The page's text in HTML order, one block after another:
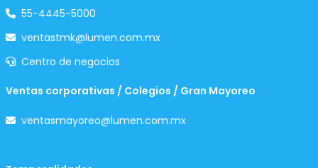
55-4445-5000
ventastmk@lumen.com.mx
Centro de negocios
Ventas corporativas / Colegios / Gran Mayoreo
ventasmayoreo@lumen.com.mx